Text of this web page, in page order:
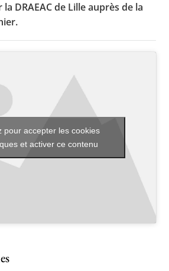
les actualités
de recrutement
scolaires
tables rondes
d’ouvrages publiés
DRAEAC de Lille auprès de la
pour accepter les cookies
et activer ce contenu